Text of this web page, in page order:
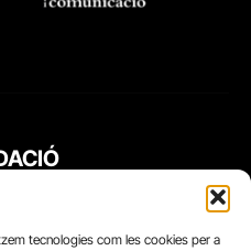
tecnologies com les cookies per a